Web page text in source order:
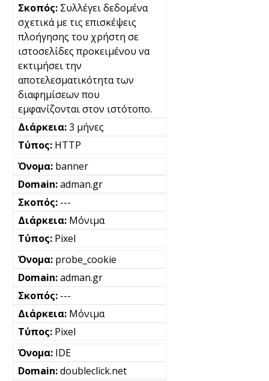
Συλλέγει δεδομένα
σχετικά με τις επισκέψεις
πλοήγησης του χρήστη σε
ιστοσελίδες προκειμένου να
εκτιμήσει την
αποτελεσματικότητα των
διαφημίσεων που
εμφανίζονται στον ιστότοπο.
3 μήνες
HTTP
banner
adman.gr
---
Μόνιμα
Pixel
probe_cookie
adman.gr
---
Μόνιμα
Pixel
IDE
doubleclick.net